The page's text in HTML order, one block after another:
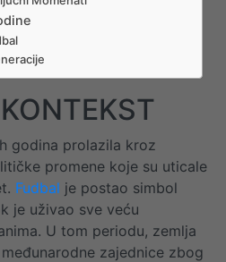
godina prolazila kroz
promene koje su uticale
Fudbal je postao simbol
je uživao sve veću
U tom periodu, zemlja
zajednice zbog